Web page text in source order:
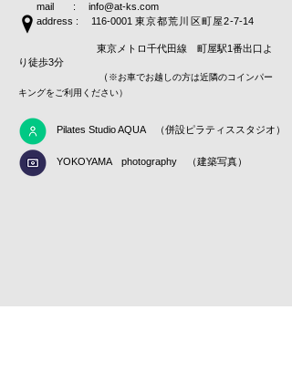
Pilates Studio AQUA （併設ピラティススタジオ）
YOKOYAMA photography （建築写真）
mail : info@at-ks.com
address :
116-0001 東京都荒川区町屋2-7-14
東京メトロ千代田線 町屋駅1番出口よ
り徒歩3分
（ ※お車でお越しの方は近隣のコインパー
キングをご利用ください）